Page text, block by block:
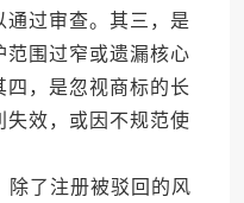
过审查。其三，是
范围过窄或遗漏核心
四，是忽视商标的长
失效，或因不规范使
了注册被驳回的风